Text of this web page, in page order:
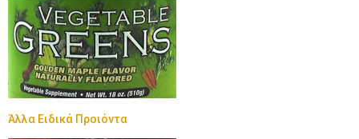
Άλλα Ειδικά Προιόντα